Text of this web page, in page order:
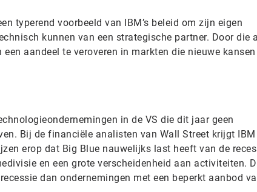
typerend voorbeeld van IBM’s beleid om zijn eigen
kunnen van een strategische partner. Door die
aandeel te veroveren in markten die nieuwe kansen
in de VS die dit jaar geen
Bij de financiële analisten van Wall Street krijgt IBM
erop dat Big Blue nauwelijks last heeft van de
en een grote verscheidenheid aan activiteiten.
dan ondernemingen met een beperkt aanbod